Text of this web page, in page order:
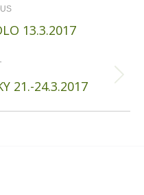
13.3.2017
21.-24.3.2017